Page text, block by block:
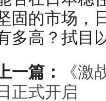
固的市场，
多高？拭目
一篇：
《
正式开启